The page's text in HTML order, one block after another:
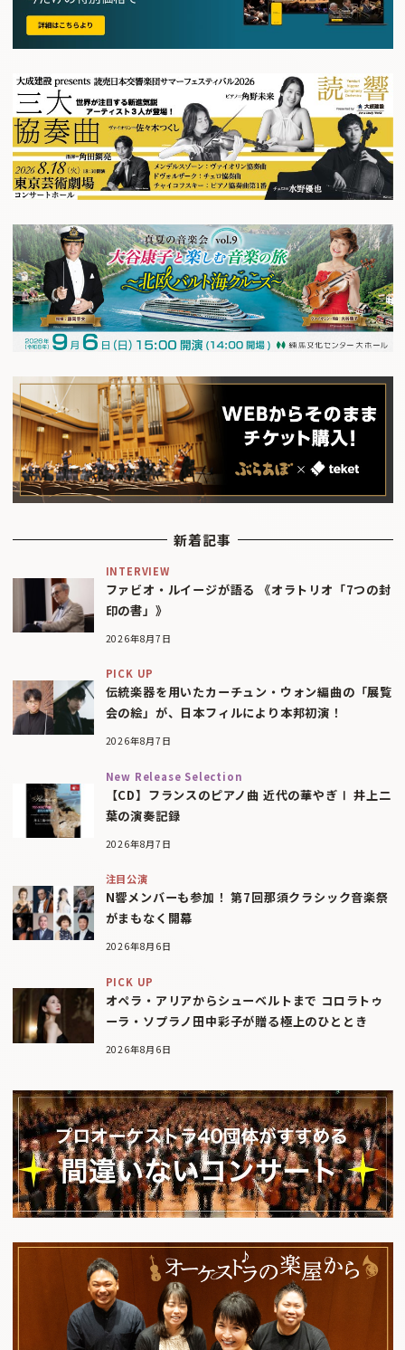
新着記事
INTERVIEW
ファビオ・ルイージが語る 《オラトリオ「7つの封
印の書」》
2026年8月7日
PICK UP
伝統楽器を用いたカーチュン・ウォン編曲の「展覧
会の絵」が、日本フィルにより本邦初演！
2026年8月7日
New Release Selection
【CD】フランスのピアノ曲 近代の華やぎⅠ 井上二
葉の演奏記録
2026年8月7日
注目公演
N響メンバーも参加！ 第7回那須クラシック音楽祭
がまもなく開幕
2026年8月6日
PICK UP
オペラ・アリアからシューベルトまで コロラトゥ
ーラ・ソプラノ田中彩子が贈る極上のひととき
2026年8月6日